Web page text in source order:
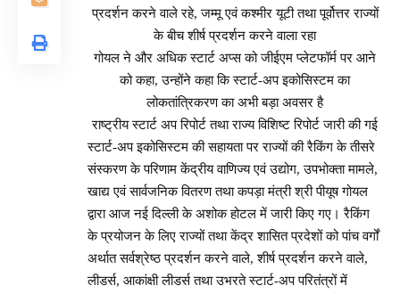
प्रदर्शन करने वाले रहे, जम्मू एवं कश्मीर यूटी तथा पूर्वोत्तर राज्यों
के बीच शीर्ष प्रदर्शन करने वाला रहा
गोयल ने और अधिक स्टार्ट अप्स को जीईएम प्लेटफॉर्म पर आने
को कहा, उन्होंने कहा कि स्टार्ट-अप इकोसिस्टम का
लोकतांत्रिकरण का अभी बड़ा अवसर है
राष्ट्रीय स्टार्ट अप रिपोर्ट तथा राज्य विशिष्ट रिपोर्ट जारी की गई
स्टार्ट-अप इकोसिस्टम की सहायता पर राज्यों की रैकिंग के तीसरे
संस्करण के परिणाम केंद्रीय वाणिज्य एवं उद्योग, उपभोक्ता मामले,
खाद्य एवं सार्वजनिक वितरण तथा कपड़ा मंत्री श्री पीयूष गोयल
द्वारा आज नई दिल्ली के अशोक होटल में जारी किए गए। रैकिंग
के प्रयोजन के लिए राज्यों तथा केंद्र शासित प्रदेशों को पांच वर्गों
अर्थात सर्वश्रेष्ठ प्रदर्शन करने वाले, शीर्ष प्रदर्शन करने वाले,
लीडर्स, आकांक्षी लीडर्स तथा उभरते स्टार्ट-अप परितंत्रों में